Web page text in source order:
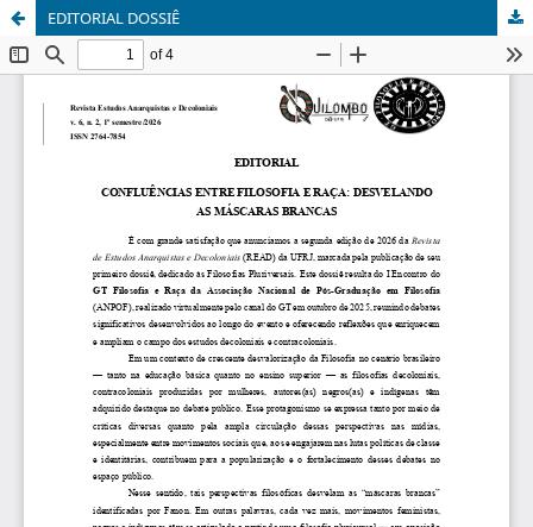
EDITORIAL DOSSIÊ